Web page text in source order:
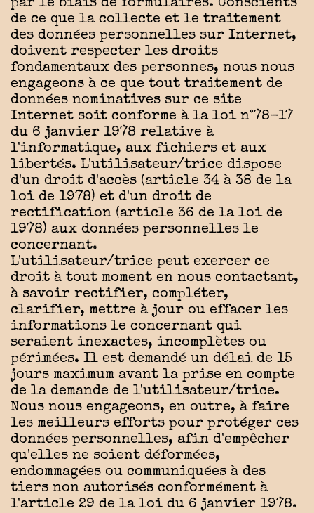
de ce que la collecte et le traitement
des données personnelles sur Internet,
doivent respecter les droits
fondamentaux des personnes, nous nous
engageons à ce que tout traitement de
données nominatives sur ce site
Internet soit conforme à la loi n°78-17
du 6 janvier 1978 relative à
l'informatique, aux fichiers et aux
libertés. L'utilisateur/trice dispose
d'un droit d'accès (article 34 à 38 de la
loi de 1978) et d'un droit de
rectification (article 36 de la loi de
1978) aux données personnelles le
concernant.
L'utilisateur/trice peut exercer ce
droit à tout moment en nous contactant,
à savoir rectifier, compléter,
clarifier, mettre à jour ou effacer les
informations le concernant qui
seraient inexactes, incomplètes ou
périmées. Il est demandé un délai de 15
jours maximum avant la prise en compte
de la demande de l'utilisateur/trice.
Nous nous engageons, en outre, à faire
les meilleurs efforts pour protéger ces
données personnelles, afin d'empêcher
qu'elles ne soient déformées,
endommagées ou communiquées à des
tiers non autorisés conformément à
l'article 29 de la loi du 6 janvier 1978.